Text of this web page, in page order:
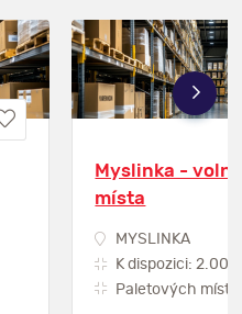
Myslinka -
místa
MYSLINKA
K dispozici: 2.000
Paletových míst: